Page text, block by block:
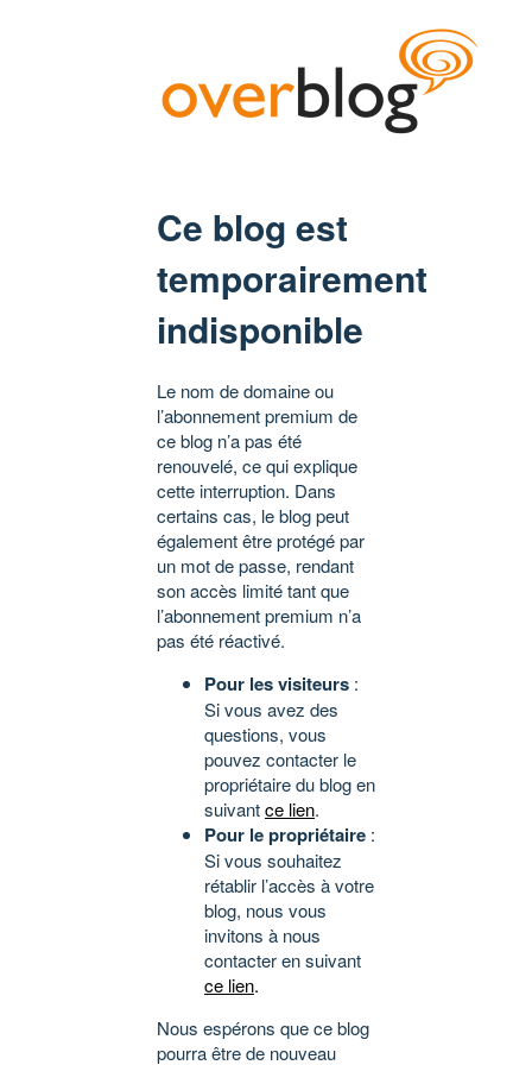
Ce blog est
temporairement
indisponible
Le nom de domaine ou
l’abonnement premium de
ce blog n’a pas été
renouvelé, ce qui explique
cette interruption. Dans
certains cas, le blog peut
également être protégé par
un mot de passe, rendant
son accès limité tant que
l’abonnement premium n’a
pas été réactivé.
Pour les visiteurs :
Si vous avez des
questions, vous
pouvez contacter le
propriétaire du blog en
suivantce lien.
Pour le propriétaire :
Si vous souhaitez
rétablir l’accès à votre
blog, nous vous
invitons à nous
contacter en suivant
ce lien.
Nous espérons que ce blog
pourra être de nouveau